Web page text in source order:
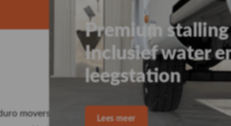
movers voor caravans.